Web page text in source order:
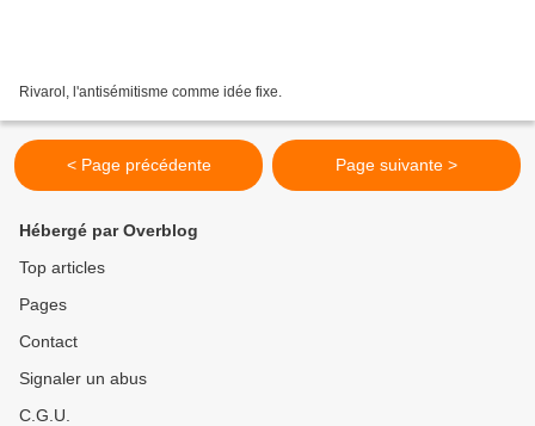
Rivarol, l'antisémitisme comme idée fixe.
< Page précédente Page suivante >
Hébergé par Overblog
Top articles
Pages
Contact
Signaler un abus
C.G.U.